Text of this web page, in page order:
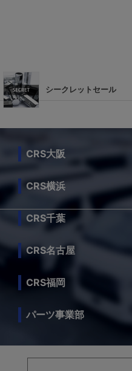
シークレットセール
CRS大阪
CRS横浜
CRS千葉
CRS名古屋
CRS福岡
パーツ事業部